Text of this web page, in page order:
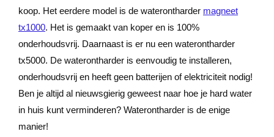
koop. Het eerdere model is de waterontharder magneet
tx1000. Het is gemaakt van koper en is 100%
onderhoudsvrij. Daarnaast is er nu een waterontharder
tx5000. De waterontharder is eenvoudig te installeren,
onderhoudsvrij en heeft geen batterijen of elektriciteit nodig!
Ben je altijd al nieuwsgierig geweest naar hoe je hard water
in huis kunt verminderen? Waterontharder is de enige
manier!